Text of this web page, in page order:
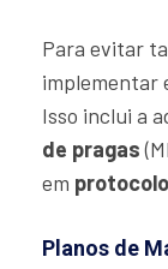
Para evitar
implementar
Isso inclui a
de pragas
em
Planos de